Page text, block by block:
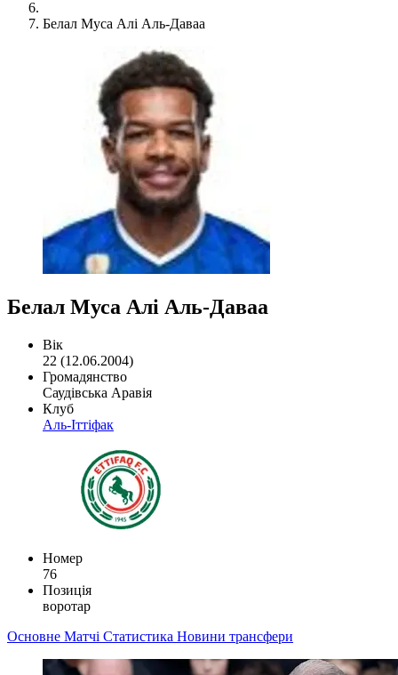
Белал Муса Алі Аль-Даваа
Белал Муса Алі Аль-Даваа
Вік
22 (12.06.2004)
Громадянство
Саудівська Аравія
Клуб
Аль-Іттіфак
Номер
76
Позиція
воротар
Основне Матчі Статистика Новини трансфери